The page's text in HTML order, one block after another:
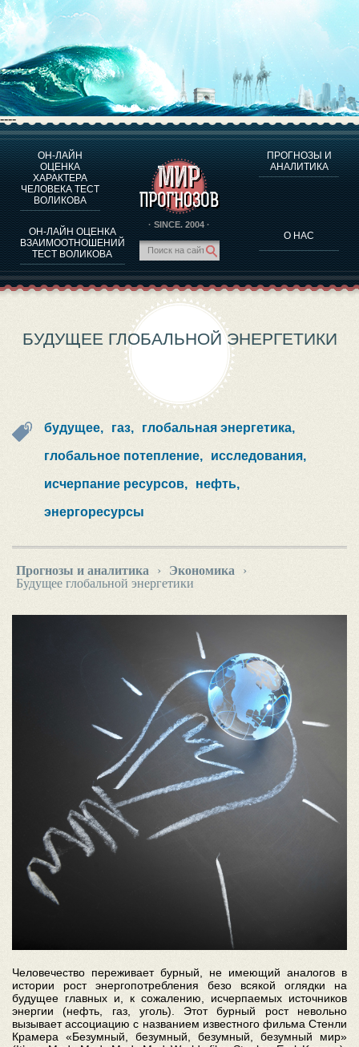
----
ОН-ЛАЙН
ОЦЕНКА
ХАРАКТЕРА
ЧЕЛОВЕКА ТЕСТ
ВОЛИКОВА
ОН-ЛАЙН ОЦЕНКА
ВЗАИМООТНОШЕНИЙ
ТЕСТ ВОЛИКОВА
· SINCE. 2004 ·
ПРОГНОЗЫ И
АНАЛИТИКА
О НАС
О ПРОГРАММЕ
ОЦЕНКА ХАРАКТЕРA ЧЕЛОВЕКА
ОЦЕНКА ХАРАКТЕРА ВЫДАЮЩИХСЯ ЛИЧНОСТЕЙ
О ПРОГРАММЕ
ТЕСТ НА СОВМЕСТИМОСТЬ ВОЛИКОВА
ПРОГНОЗЫ И АНАЛИТИКА
БУДУЩЕЕ ГЛОБАЛЬНОЙ ЭНЕРГЕТИКИ
будущее, газ, глобальная энергетика,
глобальное потепление, исследования,
исчерпание ресурсов, нефть,
энергоресурсы
Прогнозы и аналитика › Экономика
›
Будущее глобальной энергетики
Человечество переживает бурный, не имеющий аналогов в
истории рост энергопотребления безо всякой оглядки на
будущее главных и, к сожалению, исчерпаемых источников
энергии (нефть, газ, уголь). Этот бурный рост невольно
вызывает ассоциацию с названием известного фильма Стенли
Крамера «Безумный, безумный, безумный, безумный мир»